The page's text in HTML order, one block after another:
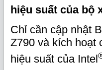
hiệu suất của bộ
Chỉ cần cập nhật
Z790 và kích hoạt
hiệu suất của Intel